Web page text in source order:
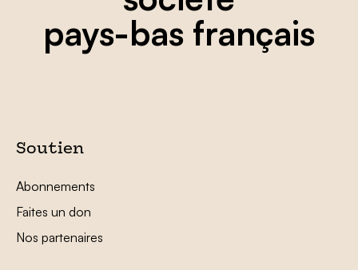
pays-bas français
Soutien
Abonnements
Faites un don
Nos partenaires